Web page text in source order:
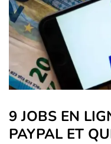
9 JOBS EN
PAYPAL ET